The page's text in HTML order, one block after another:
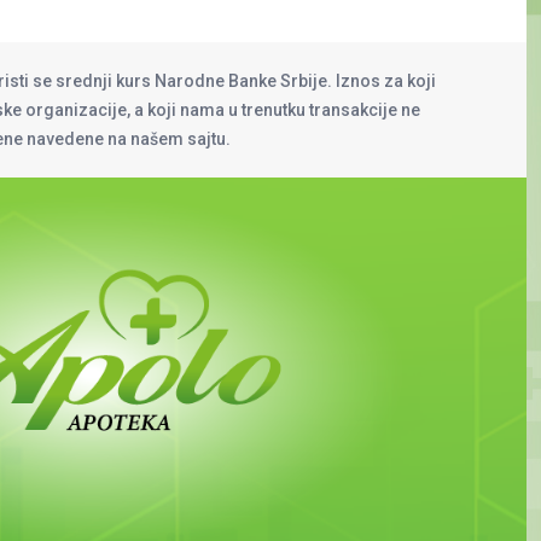
se srednji kurs Narodne Banke Srbije. Iznos za koji
organizacije, a koji nama u trenutku transakcije ne
navedene na našem sajtu.